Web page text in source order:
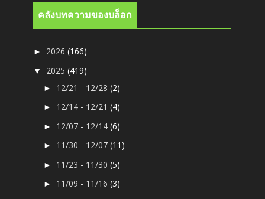
คลังบทความของบล็อก
► 2026(166)
▼ 2025(419)
► 12/21 - 12/28(2)
► 12/14 - 12/21(4)
► 12/07 - 12/14(6)
► 11/30 - 12/07(11)
► 11/23 - 11/30(5)
► 11/09 - 11/16(3)